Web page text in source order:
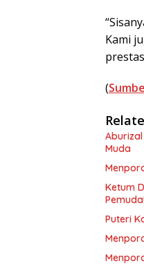
Kami
(
Muda
Ketum
Pemuda!
Puteri